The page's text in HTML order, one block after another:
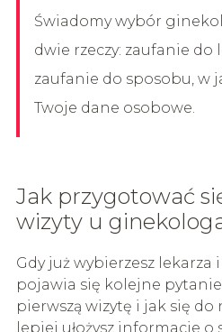
Świadomy wybór
dwie rzeczy: zaufanie do
zaufanie do sposobu, w
Twoje dane osobowe.
Jak przygotować
wizyty u
Gdy już wybierzesz lekarza
pojawia się kolejne
pierwszą wizytę i jak się
lepiej ułożysz informacje